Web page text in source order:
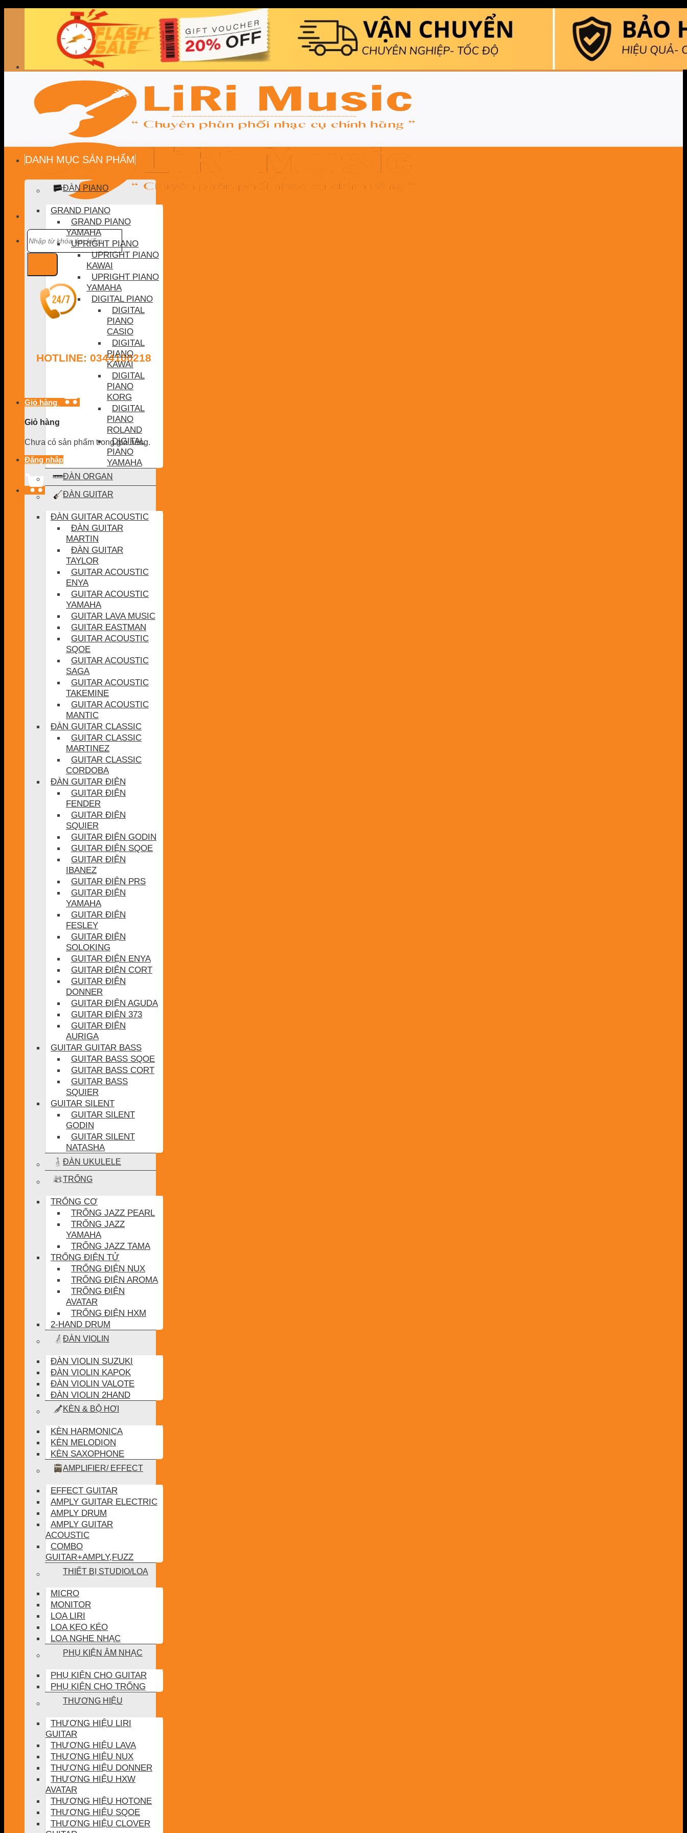
Tìm
kiếm:
HOTLINE: 0344100218
Giỏ hàng
Giỏ hàng
Chưa có sản phẩm trong giỏ hàng.
Đăng nhập
DANH MỤC SẢN PHẨM
ĐÀN PIANO
GRAND PIANO
GRAND PIANO
YAMAHA
UPRIGHT PIANO
UPRIGHT PIANO
KAWAI
UPRIGHT PIANO
YAMAHA
DIGITAL PIANO
DIGITAL
PIANO
CASIO
DIGITAL
PIANO
KAWAI
DIGITAL
PIANO
KORG
DIGITAL
PIANO
ROLAND
DIGITAL
PIANO
YAMAHA
ĐÀN ORGAN
ĐÀN GUITAR
ĐÀN GUITAR ACOUSTIC
ĐÀN GUITAR
MARTIN
ĐÀN GUITAR
TAYLOR
GUITAR ACOUSTIC
ENYA
GUITAR ACOUSTIC
YAMAHA
GUITAR LAVA MUSIC
GUITAR EASTMAN
GUITAR ACOUSTIC
SQOE
GUITAR ACOUSTIC
SAGA
GUITAR ACOUSTIC
TAKEMINE
GUITAR ACOUSTIC
MANTIC
ĐÀN GUITAR CLASSIC
GUITAR CLASSIC
MARTINEZ
GUITAR CLASSIC
CORDOBA
ĐÀN GUITAR ĐIỆN
GUITAR ĐIỆN
FENDER
GUITAR ĐIỆN
SQUIER
GUITAR ĐIỆN GODIN
GUITAR ĐIỆN SQOE
GUITAR ĐIỆN
IBANEZ
GUITAR ĐIỆN PRS
GUITAR ĐIỆN
YAMAHA
GUITAR ĐIỆN
FESLEY
GUITAR ĐIỆN
SOLOKING
GUITAR ĐIỆN ENYA
GUITAR ĐIỆN CORT
GUITAR ĐIỆN
DONNER
GUITAR ĐIỆN AGUDA
GUITAR ĐIỆN 373
GUITAR ĐIỆN
AURIGA
GUITAR GUITAR BASS
GUITAR BASS SQOE
GUITAR BASS CORT
GUITAR BASS
SQUIER
GUITAR SILENT
GUITAR SILENT
GODIN
GUITAR SILENT
NATASHA
ĐÀN UKULELE
TRỐNG
TRỐNG CƠ
TRỐNG JAZZ PEARL
TRỐNG JAZZ
YAMAHA
TRỐNG JAZZ TAMA
TRỐNG ĐIỆN TỬ
TRỐNG ĐIỆN NUX
TRỐNG ĐIỆN AROMA
TRỐNG ĐIỆN
AVATAR
TRỐNG ĐIỆN HXM
2-HAND DRUM
ĐÀN VIOLIN
ĐÀN VIOLIN SUZUKI
ĐÀN VIOLIN KAPOK
ĐÀN VIOLIN VALOTE
ĐÀN VIOLIN 2HAND
KÈN & BỘ HƠI
KÈN HARMONICA
KÈN MELODION
KÈN SAXOPHONE
AMPLIFIER/ EFFECT
EFFECT GUITAR
AMPLY GUITAR ELECTRIC
AMPLY DRUM
AMPLY GUITAR
ACOUSTIC
COMBO
GUITAR+AMPLY,FUZZ
THIẾT BỊ STUDIO/LOA
MICRO
MONITOR
LOA LIRI
LOA KẸO KÉO
LOA NGHE NHẠC
PHỤ KIỆN ÂM NHẠC
PHỤ KIỆN CHO GUITAR
PHỤ KIỆN CHO TRỐNG
THƯƠNG HIỆU
THƯƠNG HIỆU LIRI
GUITAR
THƯƠNG HIỆU LAVA
THƯƠNG HIỆU NUX
THƯƠNG HIỆU DONNER
THƯƠNG HIỆU HXW
AVATAR
THƯƠNG HIỆU HOTONE
THƯƠNG HIỆU SQOE
THƯƠNG HIỆU CLOVER